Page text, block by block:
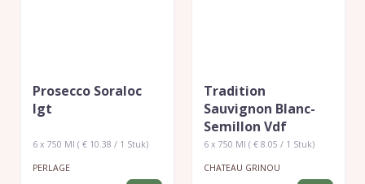
Prosecco Soraloc
Igt
6 x 750 Ml ( € 10.38 / 1 Stuk)
PERLAGE
Tradition
Sauvignon Blanc-
Semillon Vdf
6 x 750 Ml ( € 8.05 / 1 Stuk)
CHATEAU GRINOU